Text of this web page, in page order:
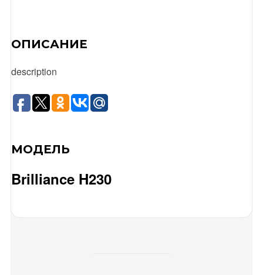
ОПИСАНИЕ
description
МОДЕЛЬ
Brilliance H230